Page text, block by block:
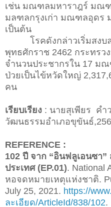
เช่น มณฑลมหาราฎร์ มณ
มลฑลกรุงเก่า มณฑลอุดร
เป็นต้น
โรคดังกล่าวเริ่มสงบล
พุทธศักราช 2462 กระทร
จำนวนประชากรใน 17 ม
ป่วยเป็นไข้หวัดใหญ่
คน
เรียบเรียง : นายสุเพียร คำ
วัฒนธรรมอำเภอขุขันธ์
REFERENCE :
102 ปี จาก “อินฟลูเอนซา”
ประเทศ (EP.01). National
หอจดหมายเหตุแห่งชาติ.
July 25, 2021. https://
ละเอียด/ArticleId/838/102.